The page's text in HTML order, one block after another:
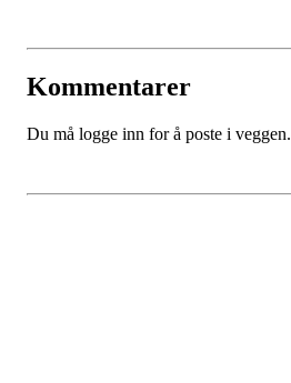
Kommentarer
Du må logge inn for å poste i veggen.